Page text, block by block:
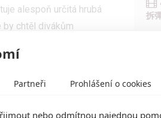
alespoň určitá hrubá
by chtěl divákům
podle něj docela dobře
filmů Fáze 3.
ve filmech
zažijeme takový tým
拆
Partneři Prohlášení o cookies
nebo odmítnou najednou